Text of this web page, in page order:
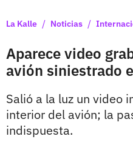
La Kalle / Noticias /
Aparece video
avión siniestrado
Salió a la luz un video
interior del avión; la
indispuesta.